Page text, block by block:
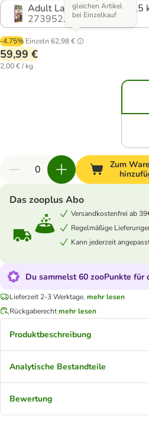
Adult Lamm & Reis (2 x 15
273952.40
-4.75% Einzeln 62,98 €
gleichen Artikel
bei Einzelkauf
59,99 €
2,00 € / kg
Zum
Das zooplus Abo
Versandkostenfrei ab
Regelmäßige
Kann jederzeit
Du sammelst 60 zooPunkte für
Lieferzeit 2-3 Werktage. mehr lesen
Rückgaberechtmehr lesen
Produktbeschreibung
Analytische Bestandteile
Bewertung